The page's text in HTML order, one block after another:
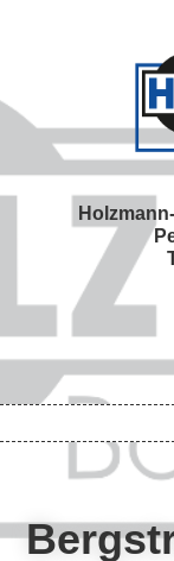
navigation
content
sidebar